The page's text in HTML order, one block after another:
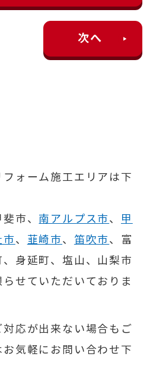
次へ
ォーム施工エリアは下
市、 南アルプス市、 甲
市、 韮崎市、 笛吹市、富
身延町、塩山、山梨市
せていただいておりま
応が出来ない場合もご
気軽にお問い合わせ下